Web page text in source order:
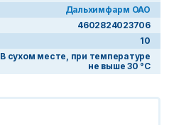
Дальхимфарм ОАО
4602824023706
10
В сухом месте, при температуре
не выше 30 °C